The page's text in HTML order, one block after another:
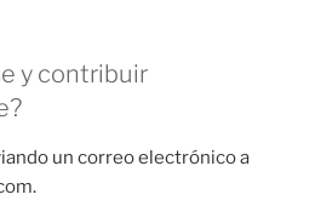
y contribuir
un correo electrónico a